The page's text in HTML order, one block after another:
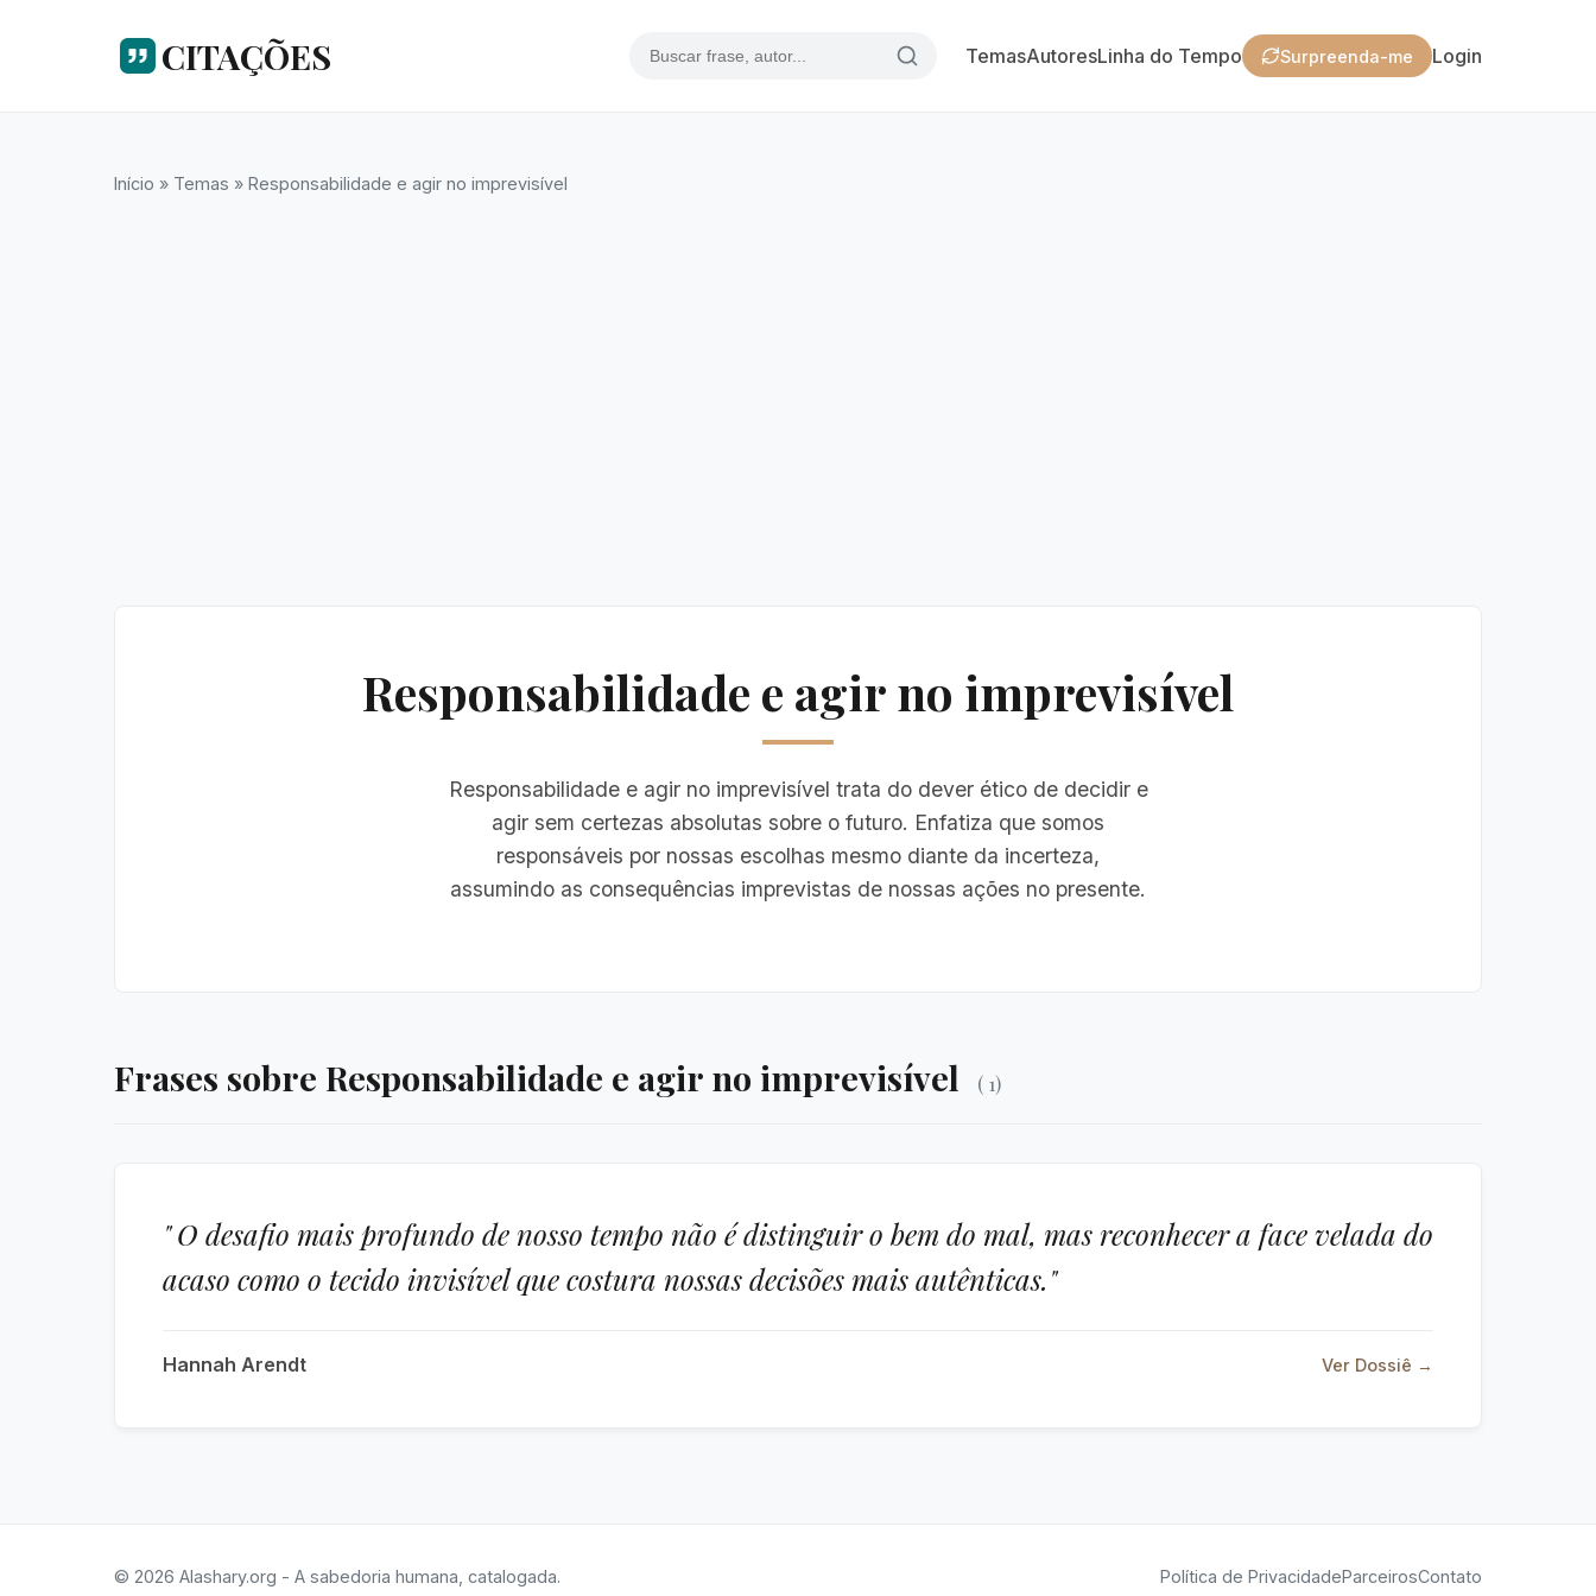
CITAÇÕES TemasAutoresLinha do Tempo Surpreenda-me Login
Início » Temas » Responsabilidade e agir no imprevisível
Responsabilidade e agir no imprevisível
Responsabilidade e agir no imprevisível trata do dever ético de decidir e
agir sem certezas absolutas sobre o futuro. Enfatiza que somos
responsáveis por nossas escolhas mesmo diante da incerteza,
assumindo as consequências imprevistas de nossas ações no presente.
Frases sobre Responsabilidade e agir no imprevisível ( 1)
" O desafio mais profundo de nosso tempo não é distinguir o bem do mal, mas reconhecer a face velada do
acaso como o tecido invisível que costura nossas decisões mais autênticas."
Hannah Arendt Ver Dossiê →
© 2026 Alashary.org - A sabedoria humana, catalogada. Política de PrivacidadeParceirosContato